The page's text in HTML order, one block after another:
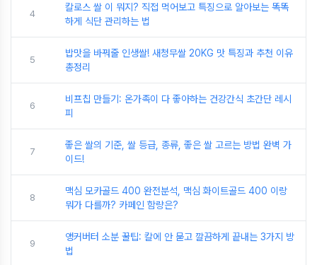
4
칼로스 쌀 이 뭐지? 직접 먹어보고 특징으로 알아보는 똑똑
하게 식단 관리하는 법
5
밥맛을 바꿔줄 인생쌀! 새청무쌀 20KG 맛 특징과 추천 이유
총정리
6
비프칩 만들기: 온가족이 다 좋아하는 건강간식 초간단 레시
피
7
좋은 쌀의 기준, 쌀 등급, 종류, 좋은 쌀 고르는 방법 완벽 가
이드!
8
맥심 모카골드 400 완전분석, 맥심 화이트골드 400 이랑
뭐가 다를까? 카페인 함량은?
9
앵커버터 소분 꿀팁: 칼에 안 묻고 깔끔하게 끝내는 3가지 방
법